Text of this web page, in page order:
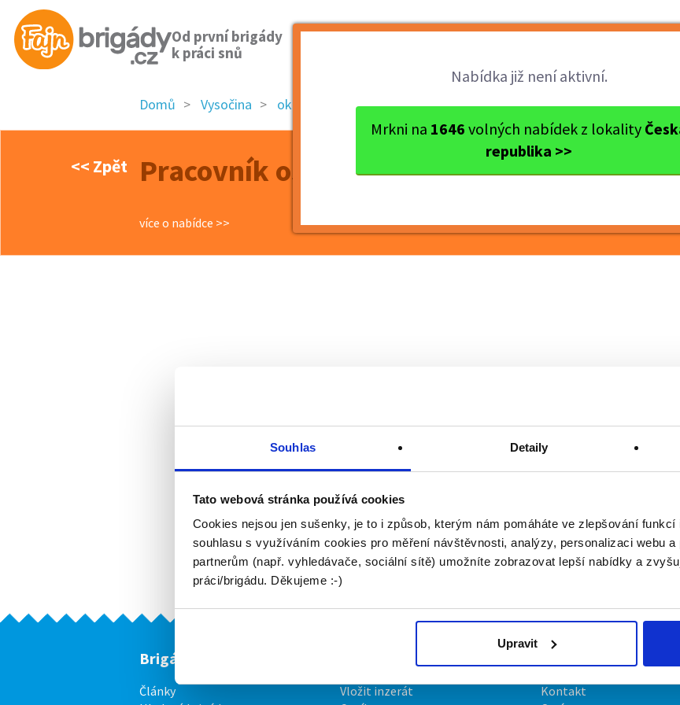
Souhlas Detaily
Tato webová stránka používá cookies
Cookies nejsou jen sušenky, je to i způsob, kterým nám pomáháte ve zlepšování
souhlasu s využíváním cookies pro měření návštěvnosti, analýzy, personalizaci webu
partnerům (např. vyhledávače, sociální sítě) umožníte zobrazovat lepší nabídky a
práci/brigádu. Děkujeme :-)
Upravit
Od první brigády
k práci snů
Nabídka již není aktivní.
Mrkni na 1646 volných nabídek z lokality
republika >>
Domů Vysočina okres Jihlava Telč Pracovník ostrahy objektů
<< Zpět Pracovník ostrahy objektů
více o nabídce >>
Brigádníci
Články
Vložit inzerát
Kontakt